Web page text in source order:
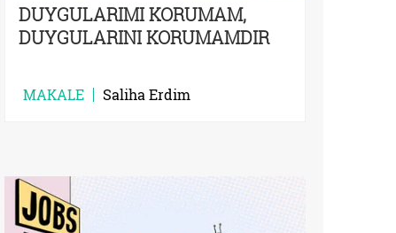
DUYGULARIMI KORUMAM,
DUYGULARINI KORUMAMDIR
MAKALE Saliha Erdim